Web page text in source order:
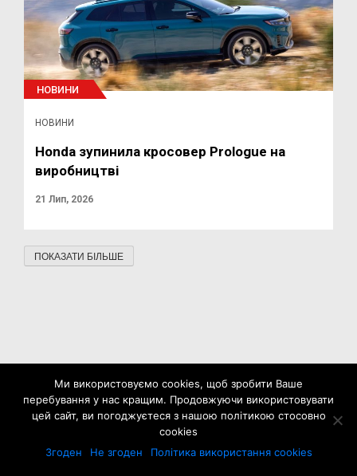
НОВИНИ
НОВИНИ
Honda зупинила кросовер Prologue на
виробництві
21 Лип, 2026
ПОКАЗАТИ БІЛЬШЕ
Ми використовуємо cookies, щоб зробити Ваше
перебування у нас кращим. Продовжуючи використовувати
цей сайт, ви погоджуєтеся з нашою політикою стосовно
cookies
Згоден
Не згоден Політика використання cookies